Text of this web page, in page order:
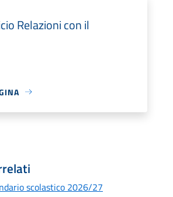
Relazioni con il
scolastico 2026/27